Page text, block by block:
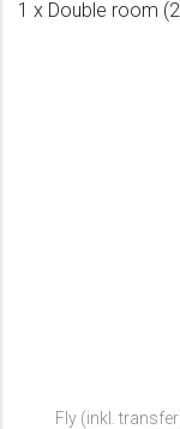
1 x Double room
Fly (inkl.